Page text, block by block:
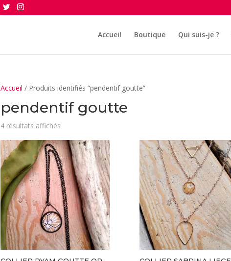
Accueil Boutique Qui suis-je ?
Accueil / Produits identifiés “pendentif goutte”
pendentif goutte
4 résultats affichésTrié
plus
récent
au
plus
ancien